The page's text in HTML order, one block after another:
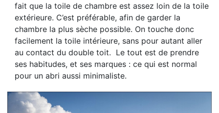
fait que la toile de chambre est assez loin de la toile
extérieure. C’est préférable, afin de garder la
chambre la plus sèche possible. On touche donc
facilement la toile intérieure, sans pour autant aller
au contact du double toit. Le tout est de prendre
ses habitudes, et ses marques : ce qui est normal
pour un abri aussi minimaliste.